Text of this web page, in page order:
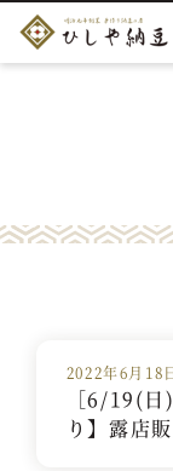
2022年6月18
［6/19(
り】露店